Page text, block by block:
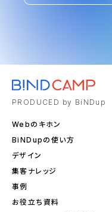
PRODUCED by BiNDup
Webのキホン
BiNDupの使い方
デザイン
集客ナレッジ
事例
お役立ち資料